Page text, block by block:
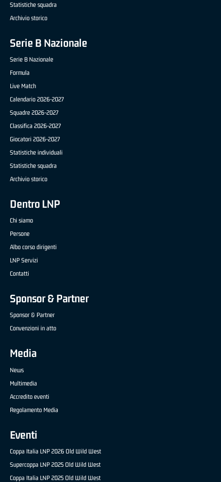
Statistiche squadra
Archivio storico
Serie B Nazionale
Serie B Nazionale
Formula
Live Match
Calendario 2026-2027
Squadre 2026-2027
Classifica 2026-2027
Giocatori 2026-2027
Statistiche individuali
Statistiche squadra
Archivio storico
Dentro LNP
Chi siamo
Persone
Albo corso dirigenti
LNP Servizi
Contatti
Sponsor & Partner
Sponsor & Partner
Convenzioni in atto
Media
News
Multimedia
Accredito eventi
Regolamento Media
Eventi
Coppa Italia LNP 2026 Old Wild West
Supercoppa LNP 2025 Old Wild West
Coppa Italia LNP 2025 Old Wild West